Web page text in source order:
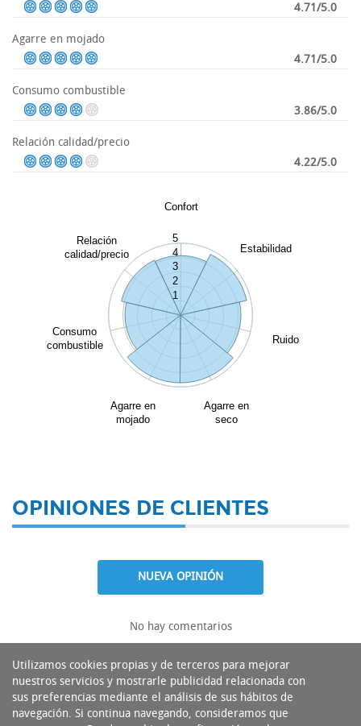
4.71/5.0
Agarre en mojado
4.71/5.0
Consumo combustible
3.86/5.0
Relación calidad/precio
4.22/5.0
Confort
Estabilidad
Ruido
Agarre en
seco
Agarre en
mojado
Consumo
combustible
Relación
calidad/precio
1
2
3
4
5
OPINIONES DE CLIENTES
NUEVA OPINIÓN
No hay comentarios
Utilizamos cookies propias y de terceros para mejorar
nuestros servicios y mostrarle publicidad relacionada con
sus preferencias mediante el análisis de sus hábitos de
navegación. Si continua navegando, consideramos que